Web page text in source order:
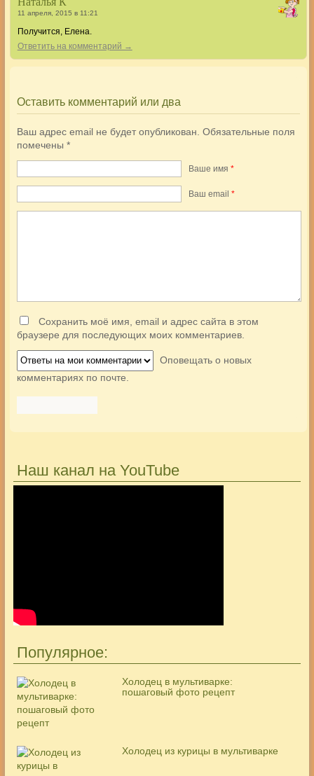
11 апреля, 2015 в 11:21
Получится, Елена.
Ответить на комментарий →
Оставить комментарий или два
Ваш адрес email не будет опубликован. Обязательные поля
помечены *
Ваше имя *
Ваш еmail *
Сохранить моё имя, email и адрес сайта в этом
браузере для последующих моих комментариев.
Оповещать о новых
комментариях по почте.
Наш канал на YouTube
Популярное:
Холодец в мультиварке:
пошаговый фото рецепт
Холодец из курицы в мультиварке